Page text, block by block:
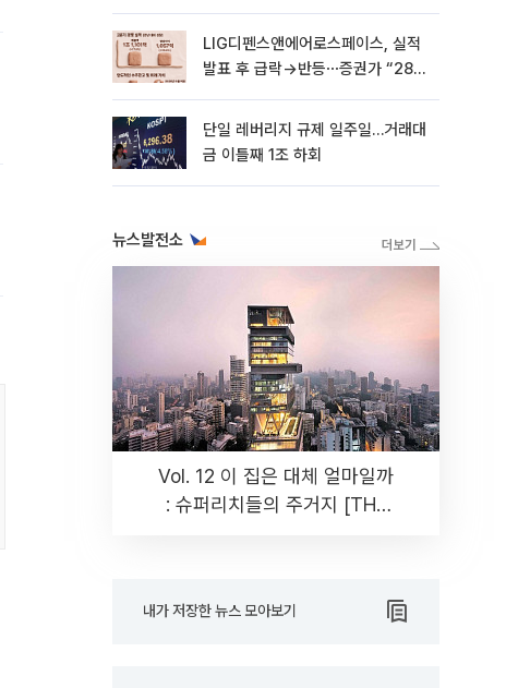
LIG디펜스앤에어로스페이스, 실적
발표 후 급락→반등⋯증권가 “28년
단일 레버리지 규제 일주일…거래대
금 이틀째 1조 하회
뉴스발전소
Vol. 12 이 집은 대체 얼마일까
: 슈퍼리치들의 주거지 [THE
내가 저장한 뉴스 모아보기